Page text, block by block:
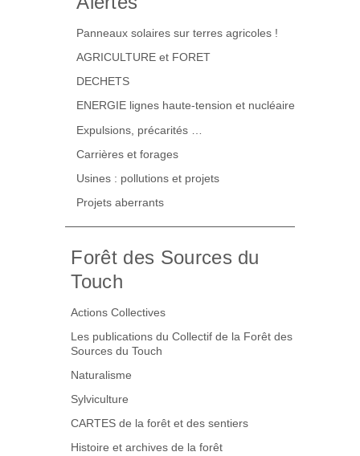
Panneaux solaires sur terres agricoles !
AGRICULTURE et FORET
DECHETS
ENERGIE lignes haute-tension et nucléaire
Expulsions, précarités …
Carrières et forages
Usines : pollutions et projets
Projets aberrants
Forêt des Sources du
Touch
Actions Collectives
Les publications du Collectif de la Forêt des
Sources du Touch
Naturalisme
Sylviculture
CARTES de la forêt et des sentiers
Histoire et archives de la forêt